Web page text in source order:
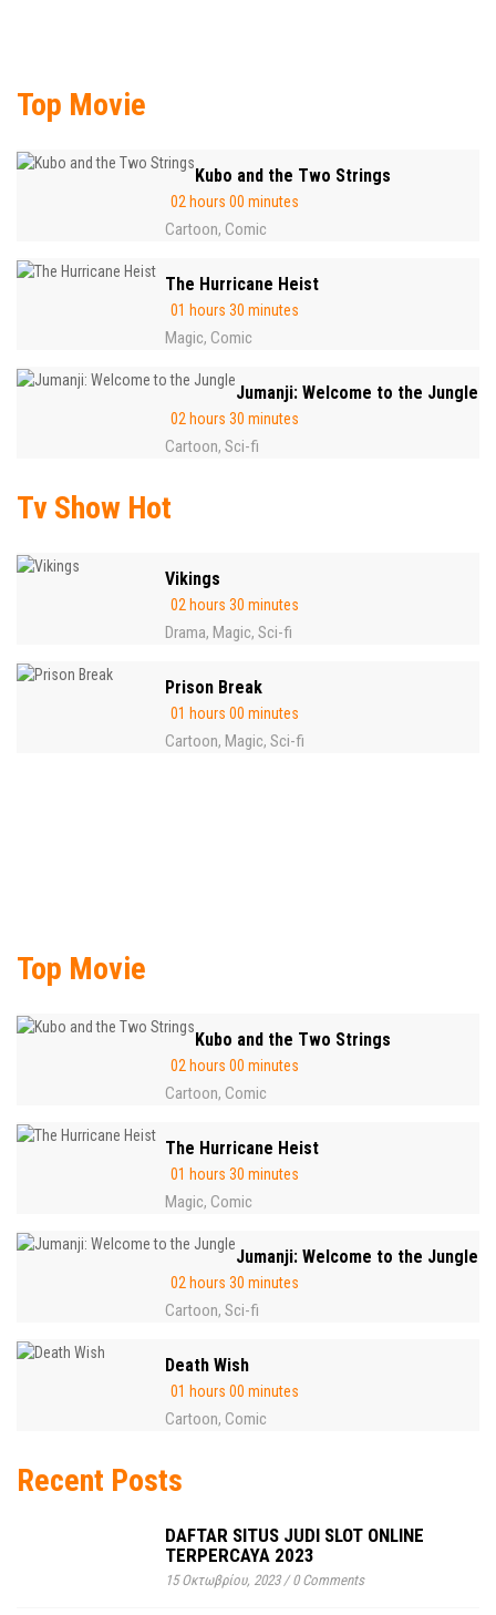
Top Movie
Kubo and the Two Strings
02 hours 00 minutes
Cartoon, Comic
The Hurricane Heist
01 hours 30 minutes
Magic, Comic
Jumanji: Welcome to the Jungle
02 hours 30 minutes
Cartoon, Sci-fi
Tv Show Hot
Vikings
02 hours 30 minutes
Drama, Magic, Sci-fi
Prison Break
01 hours 00 minutes
Cartoon, Magic, Sci-fi
Top Movie
Kubo and the Two Strings
02 hours 00 minutes
Cartoon, Comic
The Hurricane Heist
01 hours 30 minutes
Magic, Comic
Jumanji: Welcome to the Jungle
02 hours 30 minutes
Cartoon, Sci-fi
Death Wish
01 hours 00 minutes
Cartoon, Comic
Recent Posts
DAFTAR SITUS JUDI SLOT ONLINE
TERPERCAYA 2023
15 Οκτωβρίου, 2023/0 Comments